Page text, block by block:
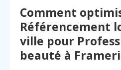
Comment
Référencement
ville pour
beauté à